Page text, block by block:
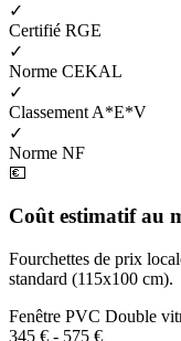
✓
Certifié RGE
✓
Norme CEKAL
✓
Classement A*E*V
✓
Norme NF
💶
Coût estimatif au
Fourchettes de prix
standard (115x100 cm).
Fenêtre PVC Double
345 € - 575 €